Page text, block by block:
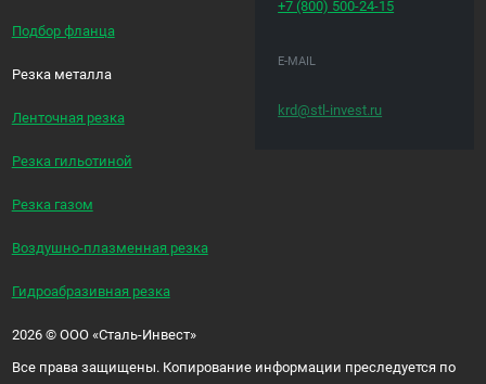
Подбор фланца
Резка металла
Ленточная резка
Резка гильотиной
Резка газом
Воздушно-плазменная резка
Гидроабразивная резка
+7 (800) 500-24-15
E-MAIL
krd@stl-invest.ru
2026 ©ООО «Сталь-Инвест»
Все права защищены. Копирование информации преследуется по